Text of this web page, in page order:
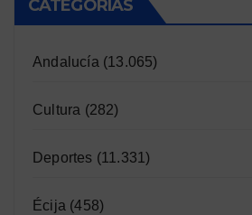
CATEGORÍAS
Andalucía (13.065)
Cultura (282)
Deportes (11.331)
Écija (458)